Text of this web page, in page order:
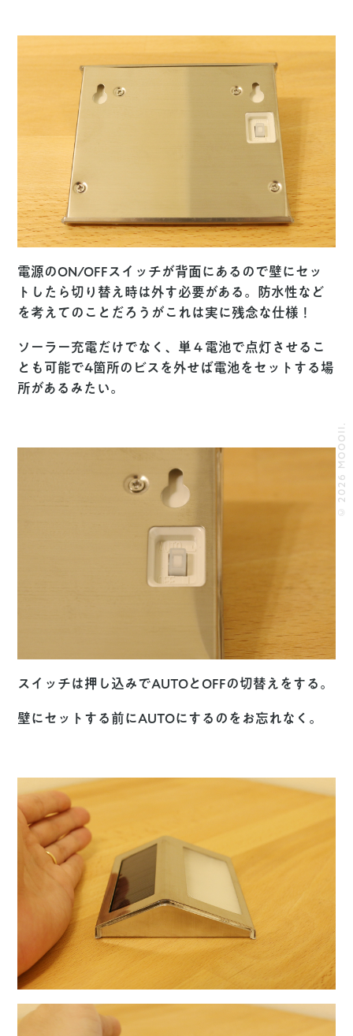
電源のON/OFFスイッチが背面にあるので壁にセッ
トしたら切り替え時は外す必要がある。防水性など
を考えてのことだろうがこれは実に残念な仕様！
ソーラー充電だけでなく、単４電池で点灯させるこ
とも可能で4箇所のビスを外せば電池をセットする場
所があるみたい。
スイッチは押し込みでAUTOとOFFの切替えをする。
壁にセットする前にAUTOにするのをお忘れなく。
© 2026 MOOOII.